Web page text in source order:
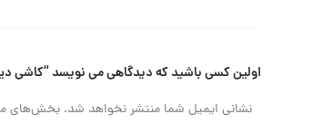
اولین کسی باشید که دیدگاهی می نویسد “کاشی دیوار مدل ۵۰×۲۰
نشانی ایمیل شما منتشر نخواهد شد. بخش‌های